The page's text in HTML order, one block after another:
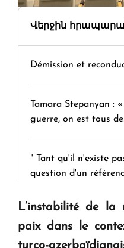
Վերջին
Démission et
Tamara Stepanyan :
guerre, on est tous
" Tant qu'il n'existe
question d'un
KASA : 30 ans
en Arménie
L’instabilité de la
paix dans le